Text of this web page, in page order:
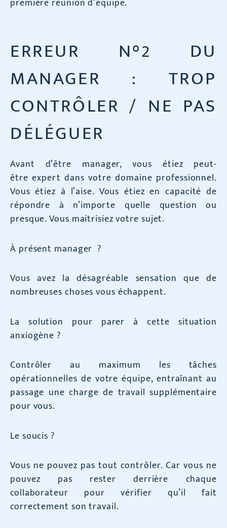
première réunion d’équipe.
ERREUR N°2 DU
MANAGER : TROP
CONTRÔLER / NE PAS
DÉLÉGUER
Avant d’être manager, vous étiez peut-
être expert dans votre domaine professionnel.
Vous étiez à l’aise. Vous étiez en capacité de
répondre à n’importe quelle question ou
presque. Vous maitrisiez votre sujet.
À présent manager ?
Vous avez la désagréable sensation que de
nombreuses choses vous échappent.
La solution pour parer à cette situation
anxiogène ?
Contrôler au maximum les tâches
opérationnelles de votre équipe, entraînant au
passage une charge de travail supplémentaire
pour vous.
Le soucis ?
Vous ne pouvez pas tout contrôler. Car vous ne
pouvez pas rester derrière chaque
collaborateur pour vérifier qu’il fait
correctement son travail.